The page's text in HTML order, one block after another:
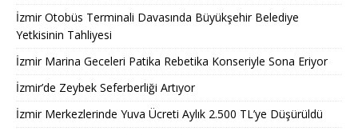
İzmir Otobüs Terminali Davasında Büyükşehir Belediye
Yetkisinin Tahliyesi
İzmir Marina Geceleri Patika Rebetika Konseriyle Sona Eriyor
İzmir’de Zeybek Seferberliği Artıyor
İzmir Merkezlerinde Yuva Ücreti Aylık 2.500 TL’ye Düşürüldü